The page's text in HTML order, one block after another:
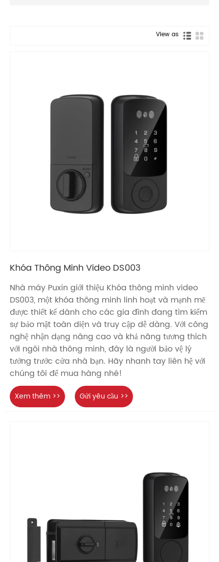
View as
Khóa Thông Minh Video DS003
Nhà máy Puxin giới thiệu Khóa thông minh video
DS003, một khóa thông minh linh hoạt và mạnh mẽ
được thiết kế dành cho các gia đình đang tìm kiếm
sự bảo mật toàn diện và truy cập dễ dàng. Với công
nghệ nhận dạng nâng cao và khả năng tương thích
với ngôi nhà thông minh, đây là người bảo vệ lý
tưởng trước cửa nhà bạn. Hãy nhanh tay liên hệ với
chúng tôi để mua hàng nhé!
Xem thêm >> Gửi yêu cầu >>